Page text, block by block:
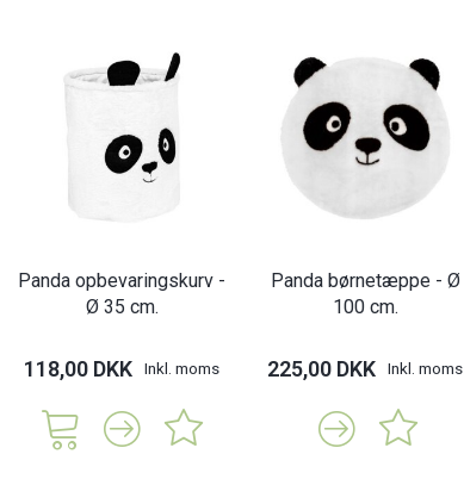
Panda opbevaringskurv -
Ø 35 cm.
118,00 DKK Inkl. moms
Panda børnetæppe - Ø
100 cm.
225,00 DKK Inkl. moms